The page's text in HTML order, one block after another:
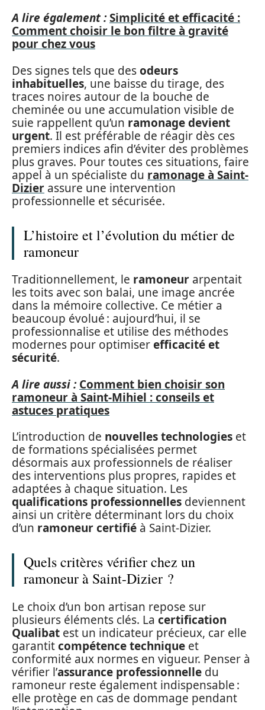
A lire également :Simplicité et efficacité :
Comment choisir le bon filtre à gravité
pour chez vous
Des signes tels que desodeurs
inhabituelles, une baisse du tirage, des
traces noires autour de la bouche de
cheminée ou une accumulation visible de
suie rappellent qu’un ramonage devient
urgent. Il est préférable de réagir dès ces
premiers indices afin d’éviter des problèmes
plus graves. Pour toutes ces situations, faire
appel à un spécialiste du ramonage à Saint-
Dizier assure une intervention
professionnelle et sécurisée.
L’histoire et l’évolution du métier de
ramoneur
Traditionnellement, le ramoneur arpentait
les toits avec son balai, une image ancrée
dans la mémoire collective. Ce métier a
beaucoup évolué : aujourd’hui, il se
professionnalise et utilise des méthodes
modernes pour optimiserefficacité et
sécurité.
A lire aussi : Comment bien choisir son
ramoneur à Saint-Mihiel : conseils et
astuces pratiques
L’introduction de nouvelles technologies et
de formations spécialisées permet
désormais aux professionnels de réaliser
des interventions plus propres, rapides et
adaptées à chaque situation. Les
qualifications professionnelles deviennent
ainsi un critère déterminant lors du choix
d’un ramoneur certifié à Saint-Dizier.
Quels critères vérifier chez un
ramoneur à Saint-Dizier ?
Le choix d’un bon artisan repose sur
plusieurs éléments clés. La certification
Qualibat est un indicateur précieux, car elle
garantitcompétence technique et
conformité aux normes en vigueur. Penser à
vérifier l’assurance professionnelle du
ramoneur reste également indispensable :
elle protège en cas de dommage pendant